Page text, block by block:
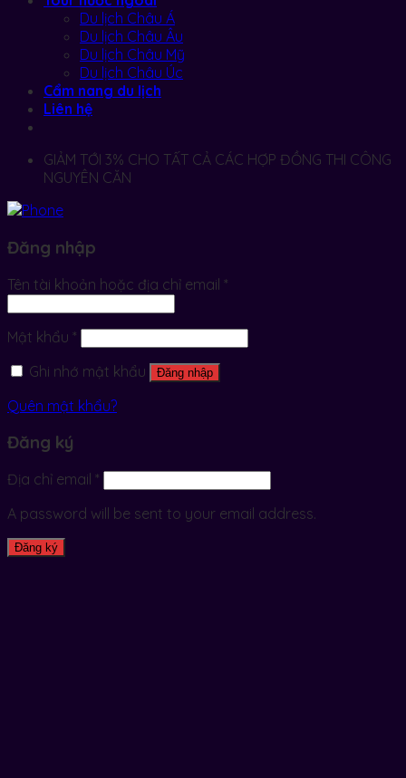
Du lịch Châu Á
Du lịch Châu Âu
Du lịch Châu Mỹ
Du lịch Châu Úc
Cẩm nang du lịch
Liên hệ
GIẢM TỚI 3% CHO TẤT CẢ CÁC HỢP ĐỒNG THI CÔNG
NGUYÊN CĂN
Đăng nhập
Tên tài khoản hoặc địa chỉ email *
Mật khẩu *
Ghi nhớ mật khẩu
Đăng nhập
Quên mật khẩu?
Đăng ký
Địa chỉ email *
A password will be sent to your email address.
Đăng ký